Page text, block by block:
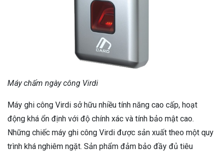
Máy chấm ngày công Virdi
Máy ghi công Virdi sở hữu nhiều tính năng cao cấp, hoạt
động khá ổn định với độ chính xác và tính bảo mật cao.
Những chiếc máy ghi công Virdi được sản xuất theo một quy
trình khá nghiêm ngặt. Sản phẩm đảm bảo đầy đủ tiêu